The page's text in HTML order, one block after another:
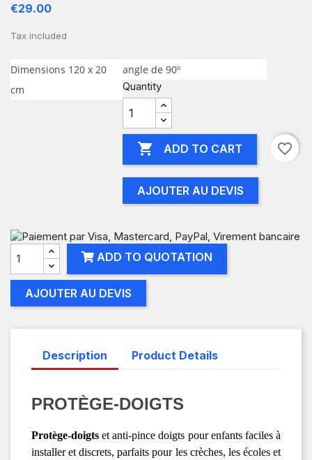
€29.00
Tax included
Dimensions 120 x 20
cm
angle de 90º
Quantity
 ADD TO CART favorite_border
AJOUTER AU DEVIS
ADD TO QUOTATION
AJOUTER AU DEVIS
Description Product Details
PROTÈGE-DOIGTS
Protège-doigts et anti-pince doigts pour enfants faciles à
installer et discrets, parfaits pour les crèches, les écoles et